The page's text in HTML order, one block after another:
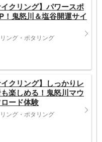
イクリング】パワースポ
！鬼怒川＆塩谷開運サイ
ング・ポタリング
イクリング】しっかりレ
楽しめる！鬼怒川マウ
ード体験
ング・ポタリング